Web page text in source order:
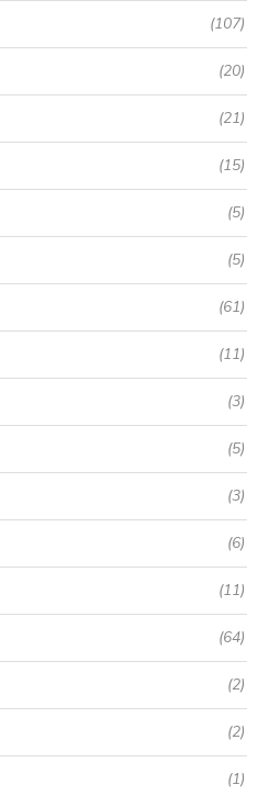
(107)
(20)
(21)
(15)
(5)
(5)
(61)
(11)
(3)
(5)
(3)
(6)
(11)
(64)
(2)
(2)
(1)